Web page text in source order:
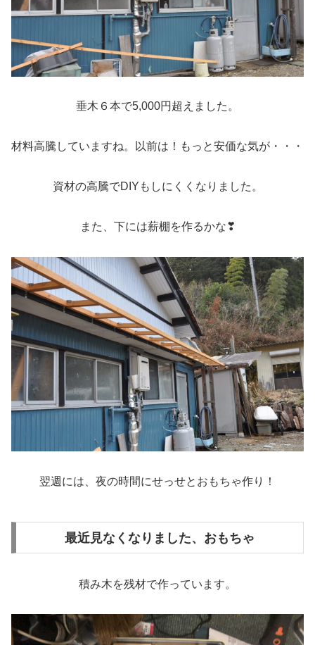
垂木６本で5,000円超えました。
材料高騰していますね。以前は！もっと安価な気が・・・
資材の高騰でDIYもしにくくなりました。
また、下には薪棚を作るかな❣
翌週には、夜の時間にせっせとおもちゃ作り！
最近見なくなりました、おもちゃ
積み木を残材で作っています。